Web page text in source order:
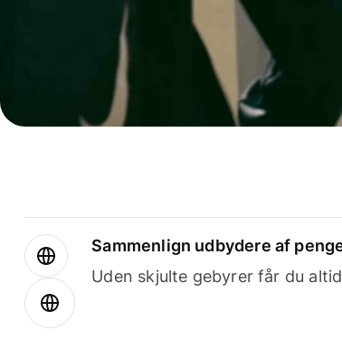
Sammenlign udbydere af
Uden skjulte gebyrer får du altid